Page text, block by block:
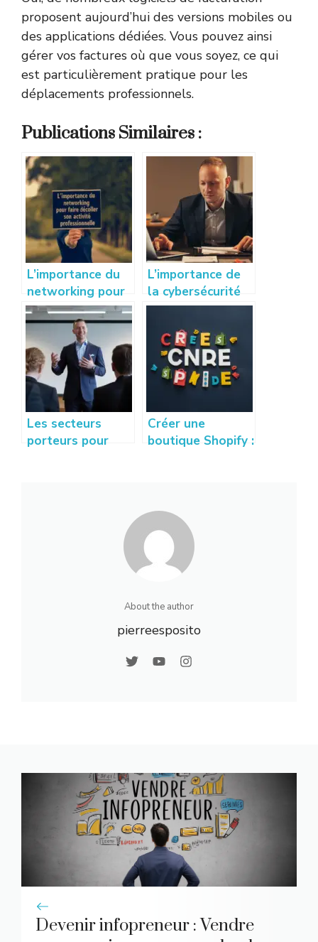
proposent aujourd’hui des versions mobiles ou
des applications dédiées. Vous pouvez ainsi
gérer vos factures où que vous soyez, ce qui
est particulièrement pratique pour les
déplacements professionnels.
Publications Similaires :
L’importance du
networking pour
faire décoller son
activité
professionnelle
L’importance de
la cybersécurité
pour les petites
entreprises :
protéger votre
activité
Les secteurs
porteurs pour
Créer une
boutique Shopify :
About the author
pierreesposito
Devenir infopreneur : Vendre